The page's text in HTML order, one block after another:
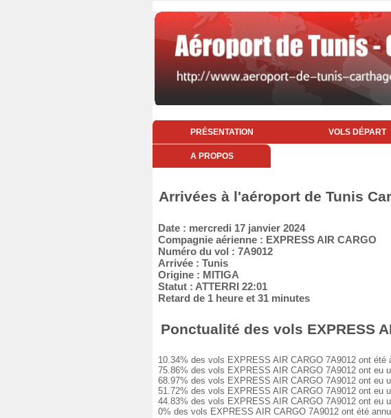
PRÉSENTATION VOLS DÉPART
A PROPOS
Arrivées à l'aéroport de Tunis
Date : mercredi 17 janvier 2024
Compagnie aérienne : EXPRESS AIR CARGO
Numéro du vol : 7A9012
Arrivée : Tunis
Origine : MITIGA
Statut : ATTERRI 22:01
Retard de 1 heure et 31 minutes
Ponctualité des vols EXPRESS
10.34% des vols EXPRESS AIR CARGO 7A9012 ont
75.86% des vols EXPRESS AIR CARGO 7A9012 ont eu
68.97% des vols EXPRESS AIR CARGO 7A9012 ont eu
51.72% des vols EXPRESS AIR CARGO 7A9012 ont eu
44.83% des vols EXPRESS AIR CARGO 7A9012 ont eu
0% des vols EXPRESS AIR CARGO 7A9012 ont été